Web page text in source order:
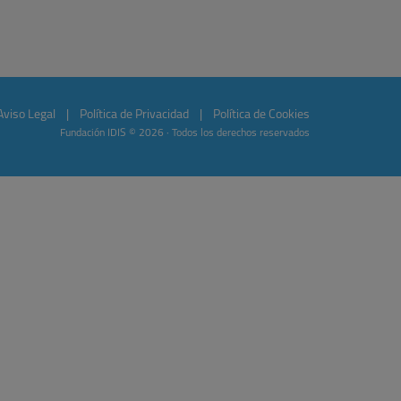
Legal Política de Privacidad Política de Cookies
Fundación IDIS © 2026 · Todos los derechos reservados